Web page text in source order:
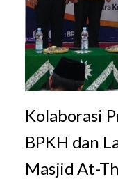
Kolaborasi
BPKH dan
Masjid At-